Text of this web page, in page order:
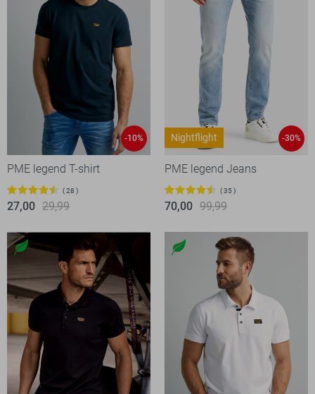
-10%
PME legend T-shirt
28
27,00 29,99
Nightflight -30%
PME legend Jeans
35
70,00 99,99